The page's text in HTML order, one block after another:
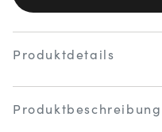
Produktdetails
Produktbeschreibung